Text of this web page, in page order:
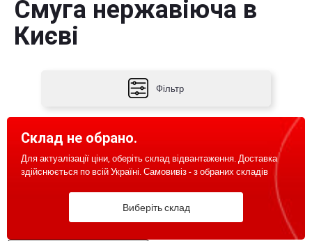
Смуга нержавіюча в
Києві
Фільтр
Склад не обрано.
Для актуалізації ціни, оберіть склад відвантаження. Доставка
здійснюється по всій Україні. Самовивіз - з обраних складів
Виберіть склад